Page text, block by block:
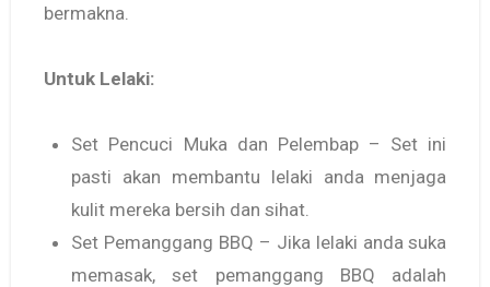
bermakna.
Untuk Lelaki:
Set Pencuci Muka dan Pelembap – Set ini
pasti akan membantu lelaki anda menjaga
kulit mereka bersih dan sihat.
Set Pemanggang BBQ – Jika lelaki anda suka
memasak, set pemanggang BBQ adalah